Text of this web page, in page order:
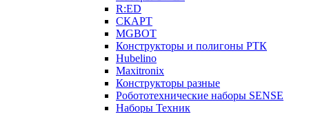
R:ED
СКАРТ
MGBOT
Конструкторы и полигоны РТК
Hubelino
Maxitronix
Конструкторы разные
Робототехнические наборы SENSE
Наборы Техник